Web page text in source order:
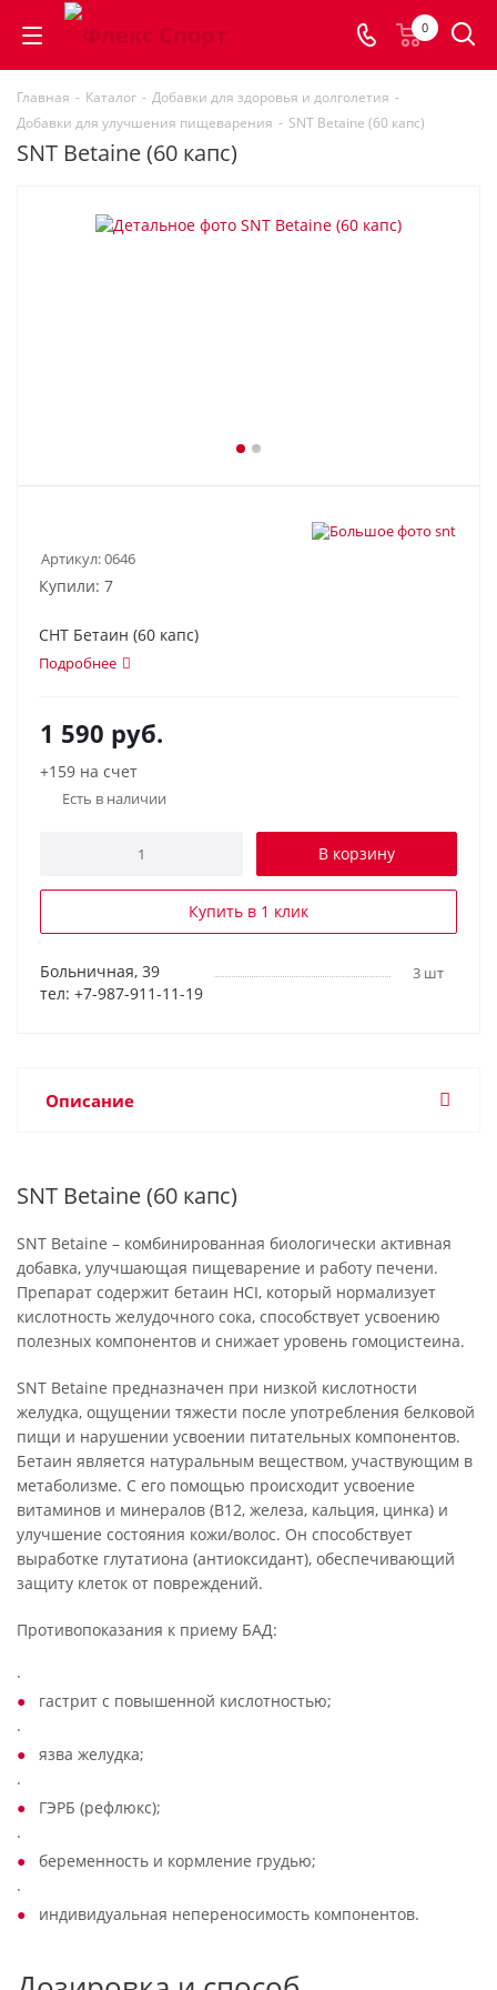
0
Главная - Каталог - Добавки для здоровья и долголетия -
Добавки для улучшения пищеварения - SNT Betaine (60 капс)
SNT Betaine (60 капс)
Артикул:0646
Купили: 7
СНТ Бетаин (60 капс)
Подробнее
1 590 руб.
+159 на счет
Есть в наличии
В корзину
Купить в 1 клик
Больничная, 39
тел: +7-987-911-11-19
3 шт
Описание
SNT Betaine (60 капс)
SNT Betaine – комбинированная биологически активная
добавка, улучшающая пищеварение и работу печени.
Препарат содержит бетаин HCI, который нормализует
кислотность желудочного сока, способствует усвоению
полезных компонентов и снижает уровень гомоцистеина.
SNT Betaine предназначен при низкой кислотности
желудка, ощущении тяжести после употребления белковой
пищи и нарушении усвоении питательных компонентов.
Бетаин является натуральным веществом, участвующим в
метаболизме. С его помощью происходит усвоение
витаминов и минералов (B12, железа, кальция, цинка) и
улучшение состояния кожи/волос. Он способствует
выработке глутатиона (антиоксидант), обеспечивающий
защиту клеток от повреждений.
Противопоказания к приему БАД:
·
гастрит с повышенной кислотностью;
·
язва желудка;
·
ГЭРБ (рефлюкс);
·
беременность и кормление грудью;
·
индивидуальная непереносимость компонентов.